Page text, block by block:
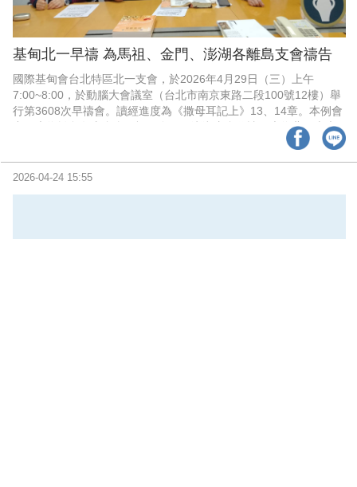
基甸北一早禱 為馬祖、金門、澎湖各離島支會禱告
國際基甸會台北特區北一支會，於2026年4月29日（三）上午
7:00~8:00，於動腦大會議室（台北市南京東路二段100號12樓）舉
行第3608次早禱會。讀經進度為《撒母耳記上》13、14章。本例會
中，也為離島各支會含馬祖、金門、澎湖支會代禱。也為北一李光
申弟兄（Oscar）醫師的家庭與職場蒙恩代禱。同時為RI-3482台北
北薪、榮耀（基甸同工為主幹）扶輪社的興旺求 神恩膏。
2026-04-24 15:55